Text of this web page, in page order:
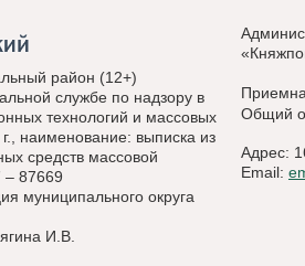
район (12+)
службе по надзору в
технологий и массовых
наименование: выписка из
средств массовой
87669
муниципального округа
И.В.
Общий
Адрес:
Email: